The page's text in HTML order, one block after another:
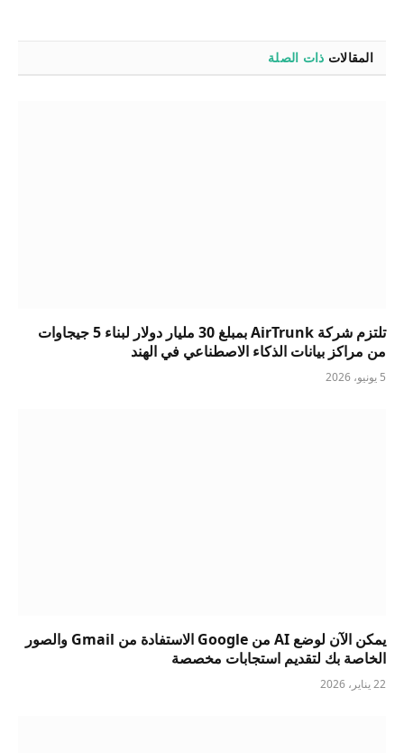
المقالات ذات الصلة
تلتزم شركة AirTrunk بمبلغ 30 مليار دولار لبناء 5 جيجاوات
من مراكز بيانات الذكاء الاصطناعي في الهند
5 يونيو، 2026
يمكن الآن لوضع AI من Google الاستفادة من Gmail والصور
الخاصة بك لتقديم استجابات مخصصة
22 يناير، 2026